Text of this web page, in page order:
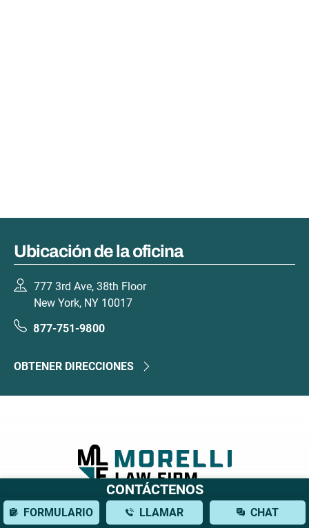
Ubicación de la oficina
777 3rd Ave, 38th Floor
New York, NY 10017
877-751-9800
OBTENER DIRECCIONES
777 3rd Ave, 38th Floor
CONTÁCTENOS
FORMULARIO LLAMAR CHAT